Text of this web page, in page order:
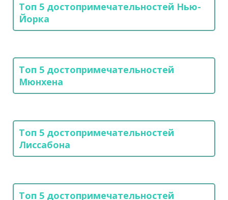
Топ 5 достопримечательностей Нью-
Йорка
Топ 5 достопримечательностей
Мюнхена
Топ 5 достопримечательностей
Лиссабона
Топ 5 достопримечательностей